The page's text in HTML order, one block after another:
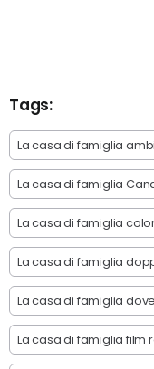
Tags:
La casa di famiglia
La casa di famiglia
La casa di famiglia
La casa di famiglia
La casa di famiglia
La casa di famiglia film